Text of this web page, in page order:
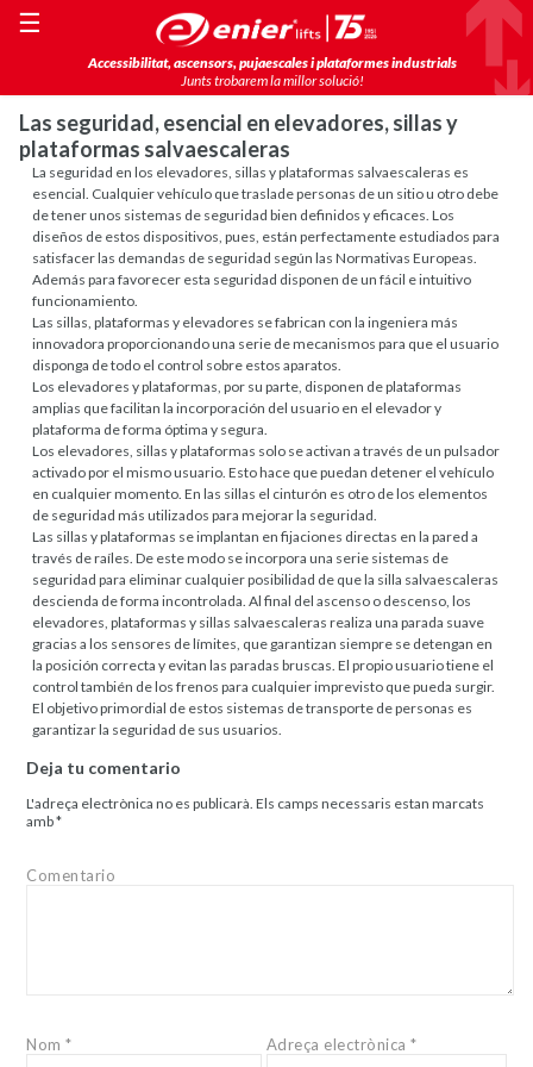
Accessibilitat, ascensors, pujaescales i plataformes industrials
Junts trobarem la millor solució!
☰
Las seguridad, esencial en elevadores, sillas y
plataformas salvaescaleras
La seguridad en los elevadores, sillas y plataformas salvaescaleras es
esencial. Cualquier vehículo que traslade personas de un sitio u otro debe
de tener unos sistemas de seguridad bien definidos y eficaces. Los
diseños de estos dispositivos, pues, están perfectamente estudiados para
satisfacer las demandas de seguridad según las Normativas Europeas.
Además para favorecer esta seguridad disponen de un fácil e intuitivo
funcionamiento.
Las sillas, plataformas y elevadores se fabrican con la ingeniera más
innovadora proporcionando una serie de mecanismos para que el usuario
disponga de todo el control sobre estos aparatos.
Los elevadores y plataformas, por su parte, disponen de plataformas
amplias que facilitan la incorporación del usuario en el elevador y
plataforma de forma óptima y segura.
Los elevadores, sillas y plataformas solo se activan a través de un pulsador
activado por el mismo usuario. Esto hace que puedan detener el vehículo
en cualquier momento. En las sillas el cinturón es otro de los elementos
de seguridad más utilizados para mejorar la seguridad.
Las sillas y plataformas se implantan en fijaciones directas en la pared a
través de raíles. De este modo se incorpora una serie sistemas de
seguridad para eliminar cualquier posibilidad de que la silla salvaescaleras
descienda de forma incontrolada. Al final del ascenso o descenso, los
elevadores, plataformas y sillas salvaescaleras realiza una parada suave
gracias a los sensores de límites, que garantizan siempre se detengan en
la posición correcta y evitan las paradas bruscas. El propio usuario tiene el
control también de los frenos para cualquier imprevisto que pueda surgir.
El objetivo primordial de estos sistemas de transporte de personas es
garantizar la seguridad de sus usuarios.
Deja tu comentario
L'adreça electrònica no es publicarà. Els camps necessaris estan marcats
amb*
Comentario
Nom* Adreça electrònica*